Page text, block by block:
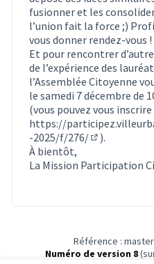
fusionner et les
l’union fait la force ;)
vous donner rendez-vous !
Et pour rencontrer
de l’expérience des
l’Assemblée Citoyenne
le samedi 7 décembre de
(vous pouvez vous inscrire
https://
-2025/f/276/
(S'ouvre
).
À bientôt,
La Mission Participation
Référence :
Numéro de version 8